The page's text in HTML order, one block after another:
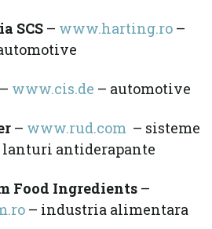
SCS – www.harting.ro –
www.cis.de – automotive
– www.rud.com – sisteme
antiderapante
Food Ingredients–
– industria alimentara